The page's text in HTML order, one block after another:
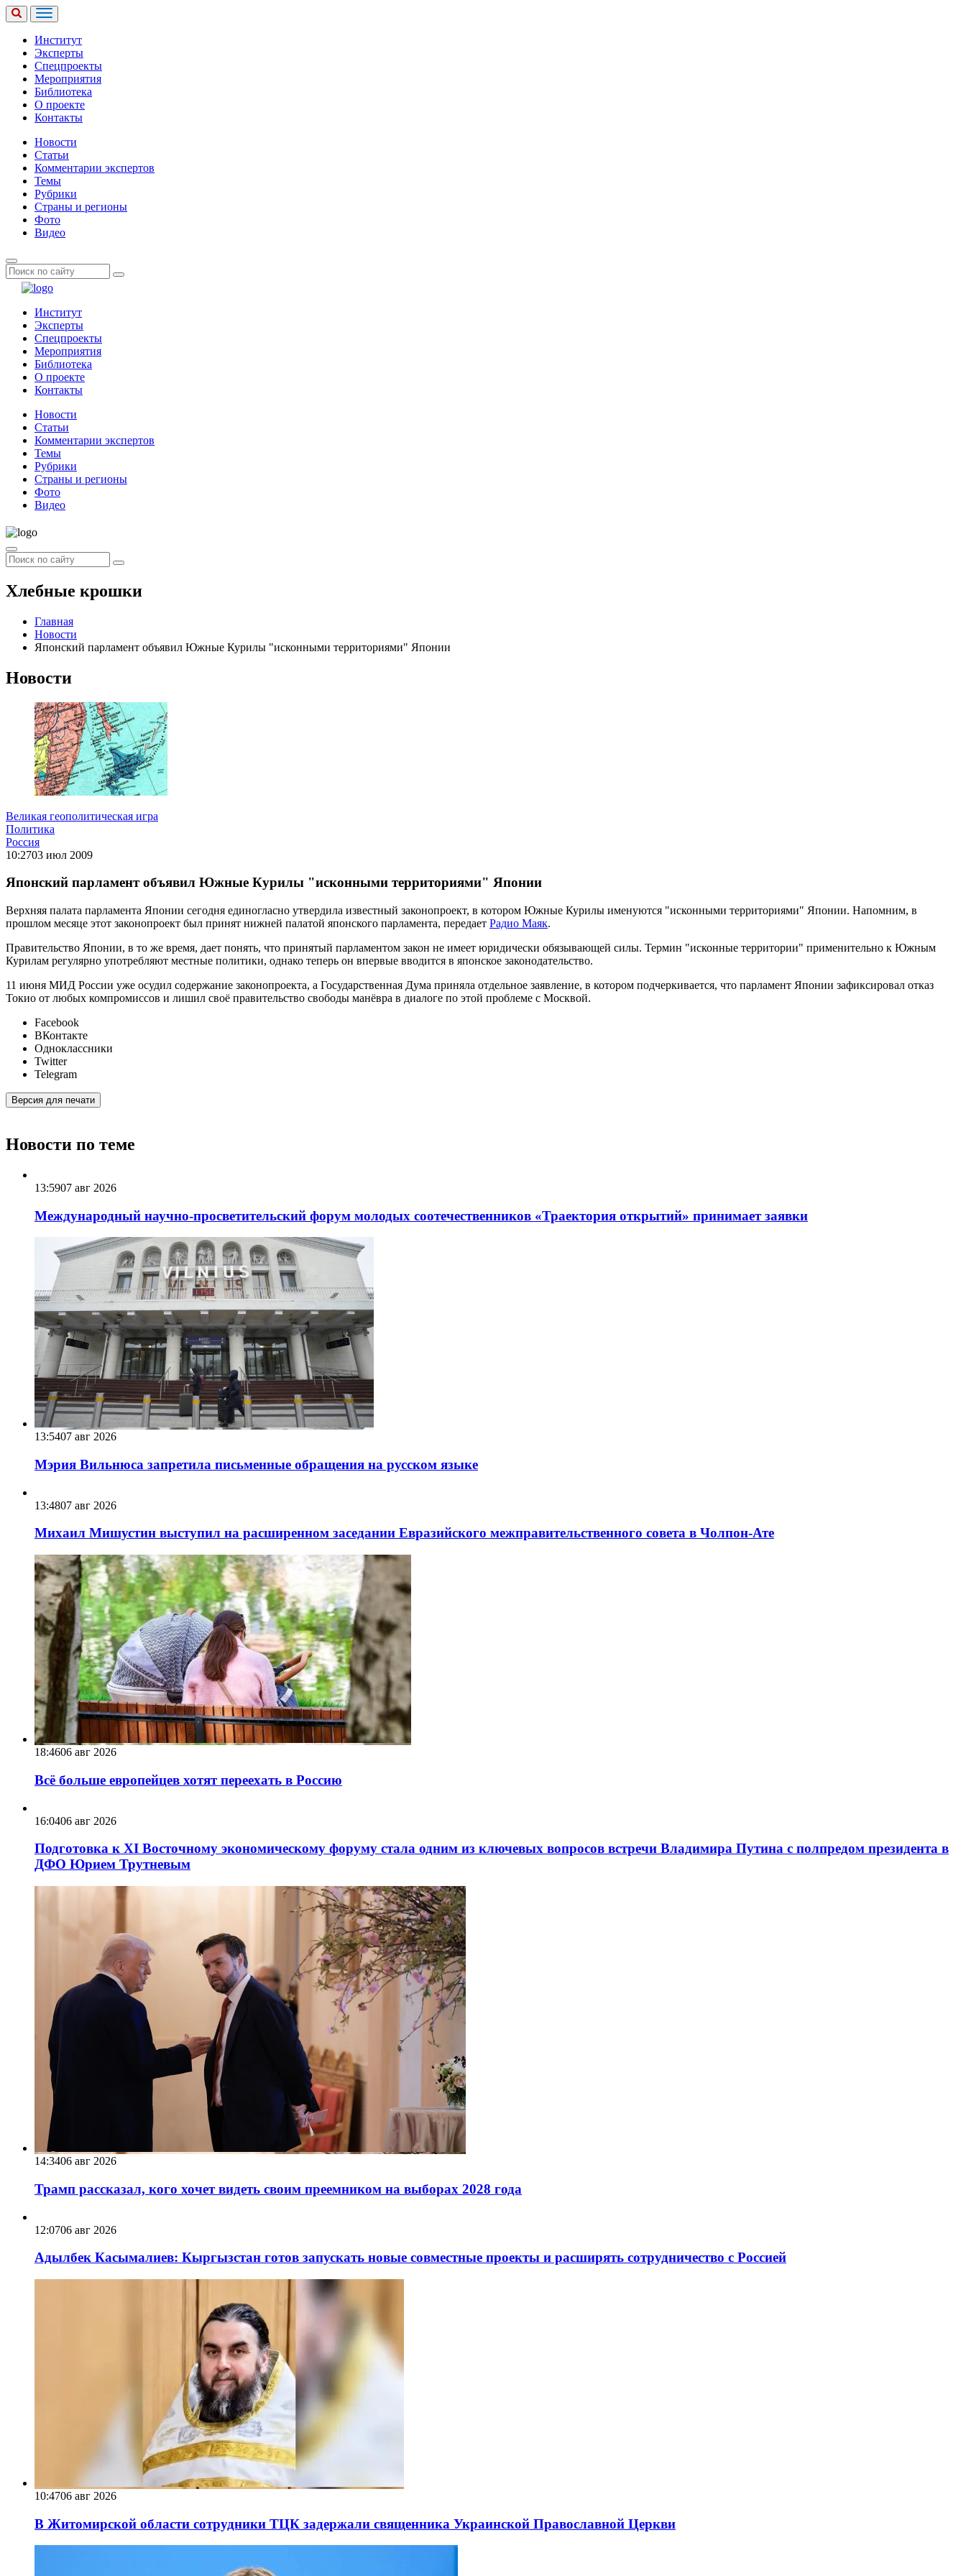
Институт
Эксперты
Спецпроекты
Мероприятия
Библиотека
О проекте
Контакты
Новости
Статьи
Комментарии экспертов
Темы
Рубрики
Страны и регионы
Фото
Видео
Институт
Эксперты
Спецпроекты
Мероприятия
Библиотека
О проекте
Контакты
Новости
Статьи
Комментарии экспертов
Темы
Рубрики
Страны и регионы
Фото
Видео
Хлебные крошки
Главная
Новости
Японский парламент объявил Южные Курилы "исконными территориями" Японии
Новости
Великая геополитическая игра
Политика
Россия
10:2703 июл 2009
Японский парламент объявил Южные Курилы "исконными территориями" Японии
Верхняя палата парламента Японии сегодня единогласно утвердила известный законопроект, в котором Южные Курилы именуются "исконными территориями" Японии. Напомним, в
прошлом месяце этот законопроект был принят нижней палатой японского парламента, передает Радио Маяк.
Правительство Японии, в то же время, дает понять, что принятый парламентом закон не имеет юридически обязывающей силы. Термин "исконные территории" применительно к Южным
Курилам регулярно употребляют местные политики, однако теперь он впервые вводится в японское законодательство.
11 июня МИД России уже осудил содержание законопроекта, а Государственная Дума приняла отдельное заявление, в котором подчеркивается, что парламент Японии зафиксировал отказ
Токио от любых компромиссов и лишил своё правительство свободы манёвра в диалоге по этой проблеме с Москвой.
Facebook
ВКонтакте
Одноклассники
Twitter
Telegram
Версия для печати
Новости по теме
13:5907 авг 2026
Международный научно-просветительский форум молодых соотечественников «Траектория открытий» принимает заявки
13:5407 авг 2026
Мэрия Вильнюса запретила письменные обращения на русском языке
13:4807 авг 2026
Михаил Мишустин выступил на расширенном заседании Евразийского межправительственного совета в Чолпон-Ате
18:4606 авг 2026
Всё больше европейцев хотят переехать в Россию
16:0406 авг 2026
Подготовка к XI Восточному экономическому форуму стала одним из ключевых вопросов встречи Владимира Путина с полпредом президента в
ДФО Юрием Трутневым
14:3406 авг 2026
Трамп рассказал, кого хочет видеть своим преемником на выборах 2028 года
12:0706 авг 2026
Адылбек Касымалиев: Кыргызстан готов запускать новые совместные проекты и расширять сотрудничество с Россией
10:4706 авг 2026
В Житомирской области сотрудники ТЦК задержали священника Украинской Православной Церкви